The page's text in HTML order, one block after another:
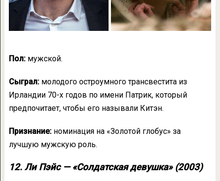
Пол:мужской.
Сыграл: молодого остроумного трансвестита из
Ирландии 70-х годов по имени Патрик, который
предпочитает, чтобы его называли Китэн.
Признание:номинация на «Золотой глобус» за
лучшую мужскую роль.
12. Ли Пэйс — «Солдатская девушка» (2003)